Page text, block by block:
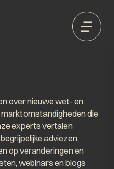
over nieuwe wet- en
die
experts vertalen
adviezen,
op veranderingen en
webinars en blogs